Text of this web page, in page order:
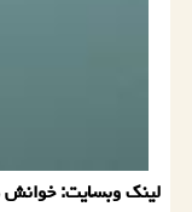
لینک وبسایت: خوانش